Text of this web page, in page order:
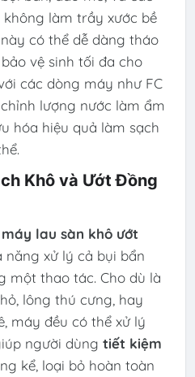
làm trầy xước bề
có thể dễ dàng tháo
vệ sinh tối đa cho
các dòng máy như FC
lượng nước làm ẩm
hóa hiệu quả làm sạch
Khô và Ướt Đồng
máy lau sàn khô ướt
năng xử lý cả bụi bẩn
một thao tác. Cho dù là
lông thú cưng, hay
máy đều có thể xử lý
người dùng tiết kiệm
kể, loại bỏ hoàn toàn